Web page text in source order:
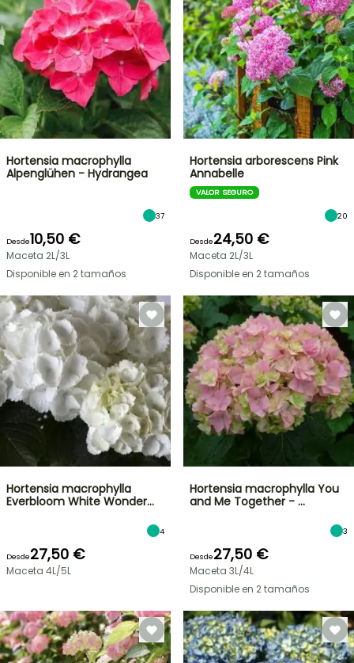
Hortensia macrophylla
Alpenglühen - Hydrangea
37
Desde10,50 €
Maceta 2L/3L
Disponible en 2 tamaños
Hortensia arborescens Pink
Annabelle
VALOR SEGURO
20
Desde24,50 €
Maceta 2L/3L
Disponible en 2 tamaños
Hortensia macrophylla
Everbloom White Wonder…
4
Desde27,50 €
Maceta 4L/5L
Hortensia macrophylla You
and Me Together - …
3
Desde27,50 €
Maceta 3L/4L
Disponible en 2 tamaños